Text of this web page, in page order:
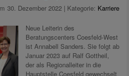
30. Dezember 2022 | Kategorie: Karriere
Neue Leiterin des
Beratungscenters Coesfeld-West
ist Annabell Sanders. Sie folgt ab
Januar 2023 auf Ralf Gottheil,
der als Regionalleiter in die
Hauptstelle Coesfeld gewechselt